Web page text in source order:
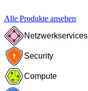
Alle Produkte ansehen
Netzwerkservices
Security
Compute